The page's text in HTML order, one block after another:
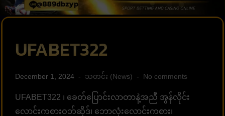
UFABET322
December 1, 2024 သတင်း (News) No comments
UFABET322 ၊ ခေတ်ပြောင်းလာတာနဲ့အညီ အွန်လိုင်း
လောင်းကစားဝဘ်ဆိုဒ်၊ ဘောလုံးလောင်းကစား၊